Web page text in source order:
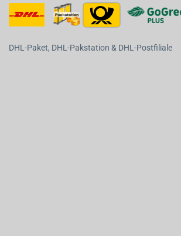
DHL-Paket, DHL-Pakstation & DHL-Postfiliale